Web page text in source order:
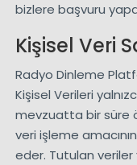
bizlere başvuru
Kişisel Veri
Radyo Dinleme
Kişisel Verileri
mevzuatta bir süre
veri işleme
eder. Tutulan